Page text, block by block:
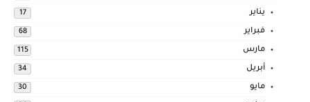
يناير 17
فبراير 68
مارس 115
أبريل 34
مايو 30